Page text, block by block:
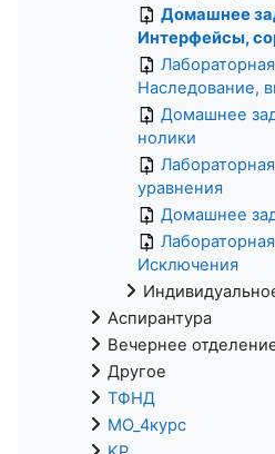
Домашнее
Интерфейсы,
Наследование,
Домашнее
нолики
уравнения
Домашнее
Исключения
Аспирантура
Вечернее
Другое
ТФНД
МО_4курс